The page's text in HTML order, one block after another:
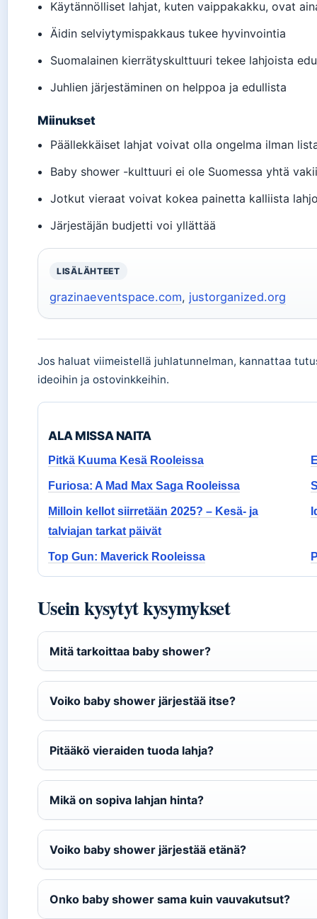
Käytännölliset lahjat, kuten vaippakakku, ovat
Äidin selviytymispakkaus tukee hyvinvointia
Suomalainen kierrätyskulttuuri tekee lahjoista
Juhlien järjestäminen on helppoa ja edullista
Miinukset
Päällekkäiset lahjat voivat olla ongelma ilman
Baby shower -kulttuuri ei ole Suomessa yhtä
Jotkut vieraat voivat kokea painetta kalliista
Järjestäjän budjetti voi yllättää
LISÄLÄHTEET
grazinaeventspace.com, justorganized.org
Jos haluat viimeistellä juhlatunnelman, kannattaa
ideoihin ja ostovinkkeihin.
ALA MISSA NAITA
Pitkä Kuuma Kesä Rooleissa
Furiosa: A Mad Max Saga Rooleissa
Milloin kellot siirretään 2025? – Kesä- ja
talviajan tarkat päivät
Top Gun: Maverick Rooleissa
Usein kysytyt kysymykset
Mitä tarkoittaa baby shower?
Voiko baby shower järjestää itse?
Pitääkö vieraiden tuoda lahja?
Mikä on sopiva lahjan hinta?
Voiko baby shower järjestää etänä?
Onko baby shower sama kuin vauvakutsut?